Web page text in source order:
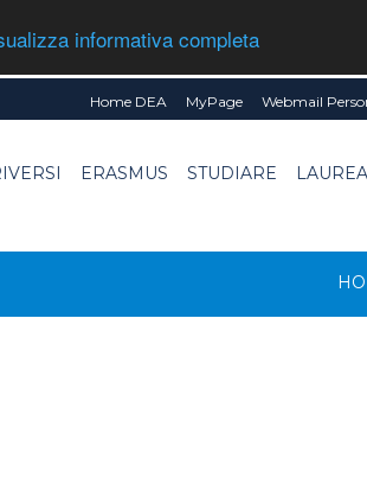
informativa completa
Home DEA MyPage Webmail
ERASMUS STUDIARE